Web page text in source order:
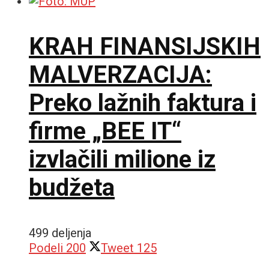
KRAH FINANSIJSKIH
MALVERZACIJA:
Preko lažnih faktura i
firme „BEE IT“
izvlačili milione iz
budžeta
499 deljenja
Podeli 200 Tweet 125